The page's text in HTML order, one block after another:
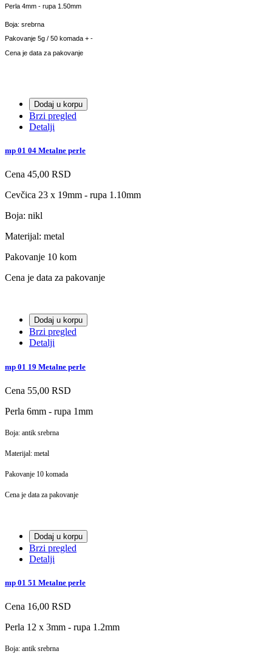
Perla 4mm - rupa 1.50mm
Boja: srebrna
Pakovanje 5g / 50 komada + -
Cena je data za pakovanje
Dodaj u korpu
Brzi pregled
Detalji
mp 01 04 Metalne perle
Cena 45,00 RSD
Cevčica 23 x 19mm - rupa 1.10mm
Boja: nikl
Materijal: metal
Pakovanje 10 kom
Cena je data za pakovanje
Dodaj u korpu
Brzi pregled
Detalji
mp 01 19 Metalne perle
Cena 55,00 RSD
Perla 6mm - rupa 1mm
Boja: antik srebrna
Materijal: metal
Pakovanje 10 komada
Cena je data za pakovanje
Dodaj u korpu
Brzi pregled
Detalji
mp 01 51 Metalne perle
Cena 16,00 RSD
Perla 12 x 3mm - rupa 1.2mm
Boja: antik srebrna